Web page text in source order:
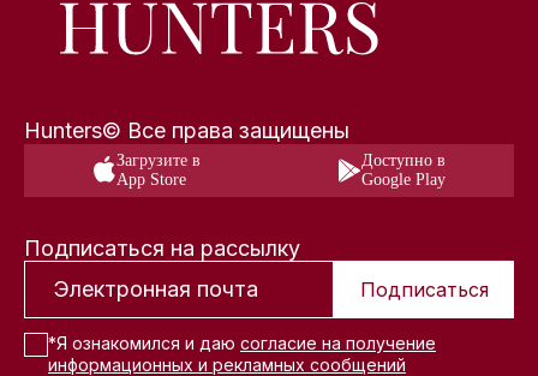
Hunters© Все права защищены
Загрузите в
App Store
Доступно в
Google Play
Подписаться на рассылку
Подписаться
*Я ознакомился и даю согласие на получение
информационных и рекламных сообщений